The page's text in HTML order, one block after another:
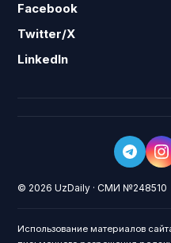
Facebook
Twitter/X
LinkedIn
© 2026 UzDaily · СМИ №248510
Использование материалов